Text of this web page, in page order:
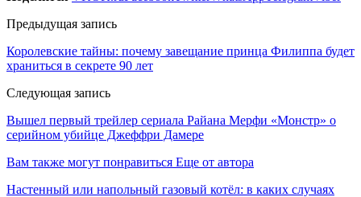
Предыдущая запись
Королевские тайны: почему завещание принца Филиппа будет
храниться в секрете 90 лет
Следующая запись
Вышел первый трейлер сериала Райана Мерфи «Монстр» о
серийном убийце Джеффри Дамере
Вам также могут понравиться Еще от автора
Настенный или напольный газовый котёл: в каких случаях